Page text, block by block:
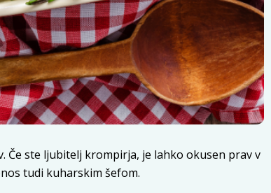
Če ste ljubitelj krompirja, je lahko okusen prav v
tudi kuharskim šefom.